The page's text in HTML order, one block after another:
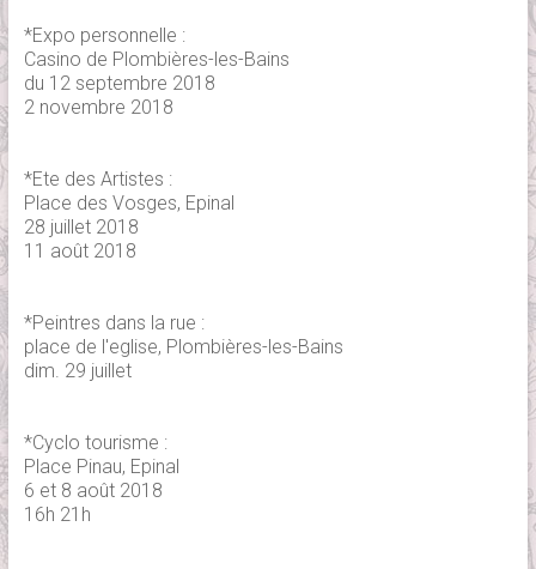
*Expo personnelle :
Casino de Plombières-les-Bains
du 12 septembre 2018
2 novembre 2018
*Ete des Artistes :
Place des Vosges, Epinal
28 juillet 2018
11 août 2018
*Peintres dans la rue :
place de l'eglise, Plombières-les-Bains
dim. 29 juillet
*Cyclo tourisme :
Place Pinau, Epinal
6 et 8 août 2018
16h 21h